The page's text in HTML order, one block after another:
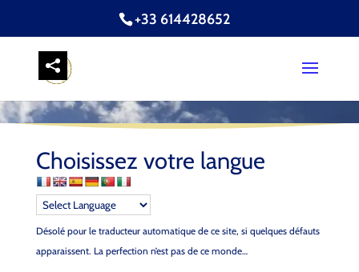
+33 614428652
Choisissez votre langue
Désolé pour le traducteur automatique de ce site, si quelques défauts
apparaissent. La perfection n’est pas de ce monde…